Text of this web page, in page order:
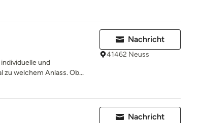
und
zu welchem Anlass. Ob...
Nachricht
41462 Neuss
Nachricht